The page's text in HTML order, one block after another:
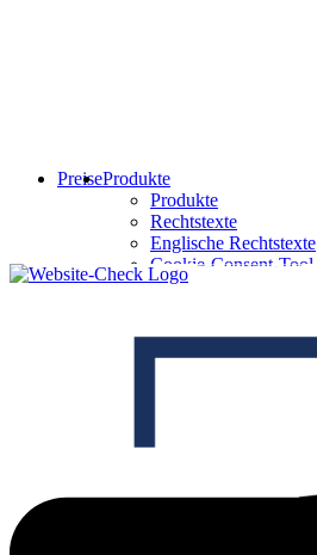
PreiseProdukte
Produkte
Rechtstexte
Englische Rechtstexte
Cookie-Consent-Tool